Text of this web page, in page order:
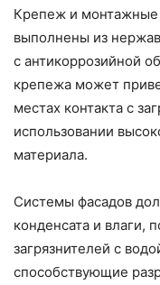
Крепеж и
выполнены из
с антикоррозийной
крепежа может
местах контакта с
использовании
материала.
Системы фасадов
конденсата и влаги,
загрязнителей с
способствующие